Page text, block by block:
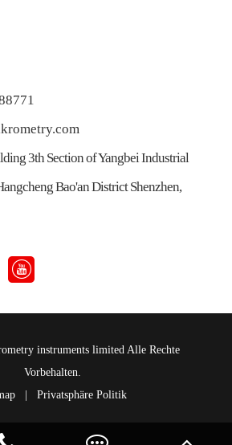
3th Section of Yangbei Industrial
Bao'an District Shenzhen,

instruments limited Alle Rechte
Vorbehalten.
| Privatsphäre Politik